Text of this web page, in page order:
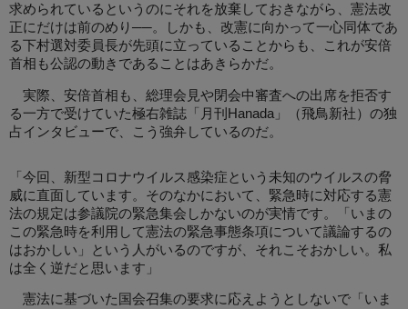
求められているというのにそれを放棄しておきながら、憲法改
正にだけは前のめり──。しかも、改憲に向かって一心同体であ
る下村選対委員長が先頭に立っていることからも、これが安倍
首相も公認の動きであることはあきらかだ。
実際、安倍首相も、総理会見や閉会中審査への出席を拒否す
る一方で受けていた極右雑誌「月刊Hanada」（飛鳥新社）の独
占インタビューで、こう強弁しているのだ。
「今回、新型コロナウイルス感染症という未知のウイルスの脅
威に直面しています。そのなかにおいて、緊急時に対応する憲
法の規定は参議院の緊急集会しかないのが実情です。「いまの
この緊急時を利用して憲法の緊急事態条項について議論するの
はおかしい」という人がいるのですが、それこそおかしい。私
は全く逆だと思います」
憲法に基づいた国会召集の要求に応えようとしないで「いま